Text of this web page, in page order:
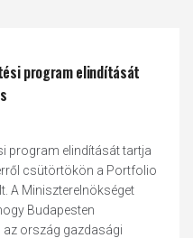
program elindítását
program elindítását tartja
csütörtökön a Portfolio
A Miniszterelnökséget
Budapesten
ország gazdasági